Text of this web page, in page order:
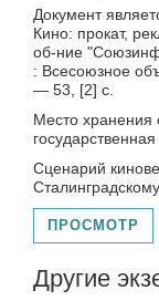
Документ
Кино: прокат,
об-ние
: Всесоюзное
— 53, [2] с.
Место хранения
Сценарий
ПРОСМОТР
Другие